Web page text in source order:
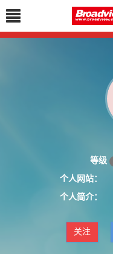
等级
个人网站：
个人简介：
关注